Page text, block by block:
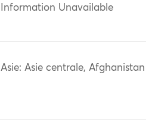
Information Unavailable
Asie: Asie centrale, Afghanistan